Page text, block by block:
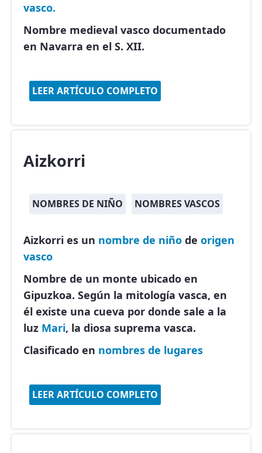
vasco.
Nombre medieval vasco documentado
en Navarra en el S. XII.
LEER ARTÍCULO COMPLETO
Aizkorri
NOMBRES DE NIÑO NOMBRES VASCOS
Aizkorri es un nombre de niño de origen
vasco
Nombre de un monte ubicado en
Gipuzkoa. Según la mitología vasca, en
él existe una cueva por donde sale a la
luz Mari, la diosa suprema vasca.
Clasificado en nombres de lugares
LEER ARTÍCULO COMPLETO